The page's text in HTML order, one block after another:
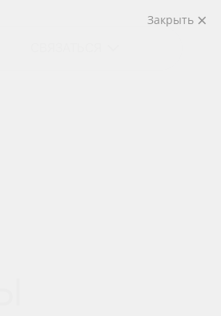
Закрыть